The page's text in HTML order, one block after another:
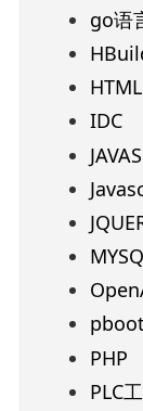
go语
HTML
IDC
PHP
PLC